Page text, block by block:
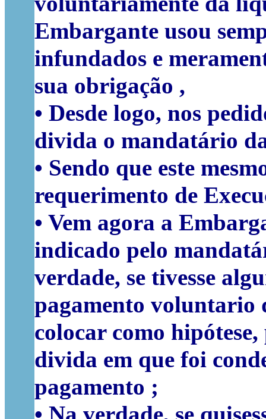
Embargante usou
infundados e
sua obrigação ,
• Desde logo, nos
divida o mandatário
• Sendo que este
requerimento de
• Vem agora a
indicado pelo
verdade, se tivesse
pagamento voluntario
colocar como
divida em que foi
pagamento ;